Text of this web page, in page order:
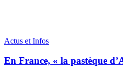
Actus et Infos
En France, « la pastèque